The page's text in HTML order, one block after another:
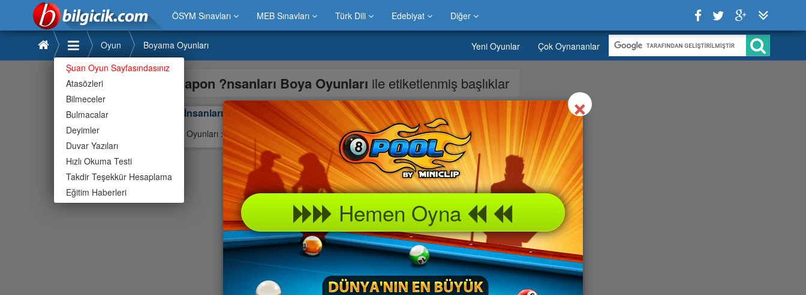
ÖSYM Sınavları MEB Sınavları Türk Dili Edebiyat Diğer
Şuan Oyun Sayfasındasınız
Atasözleri
Bilmeceler
Bulmacalar
Deyimler
Duvar Yazıları
Hızlı Okuma Testi
Takdir Teşekkür Hesaplama
Eğitim Haberleri
Oyun Boyama Oyunları Yeni Oyunlar Çok Oynananlar
Japon ?nsanları Boya Oyunları ile etiketlenmiş başlıklar
Japon İnsanları Boya
Boyama Oyunları : Mouse Kullanarak Boyama Yapabilirsiniz.
×Close
Hemen Oyna